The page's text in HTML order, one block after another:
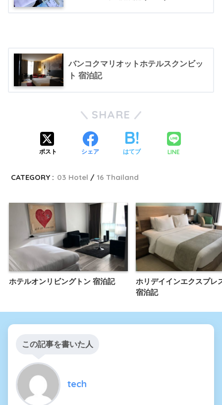
バンコクマリオットホテルスクンビッ
ト 宿泊記
SHARE
ポスト シェア はてブ LINE
CATEGORY : 03 Hotel 16 Thailand
ホテルオンリビングトン 宿泊記
ホリデイインエクスプレ
宿泊記
この記事を書いた人
tech